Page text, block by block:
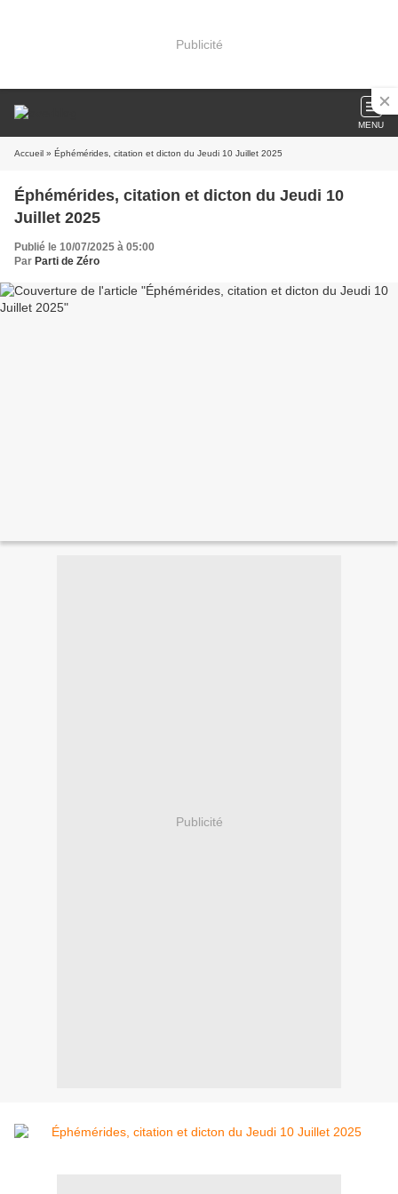
Publicité
MENU
Accueil » Éphémérides, citation et dicton du Jeudi 10 Juillet 2025
Éphémérides, citation et dicton du Jeudi 10
Juillet 2025
Publié le 10/07/2025 à 05:00
Par Parti de Zéro
Publicité